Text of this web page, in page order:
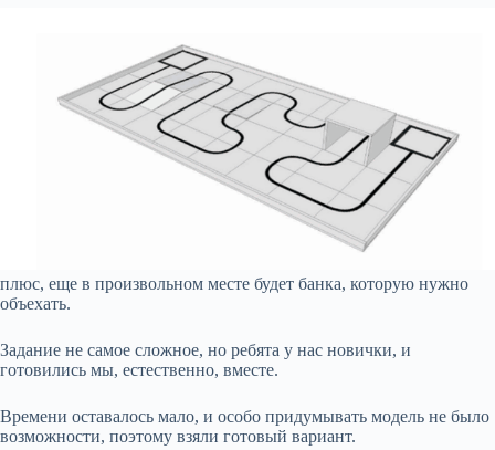
плюс, еще в произвольном месте будет банка, которую нужно
объехать.
Задание не самое сложное, но ребята у нас новички, и
готовились мы, естественно, вместе.
Времени оставалось мало, и особо придумывать модель не было
возможности, поэтому взяли готовый вариант.